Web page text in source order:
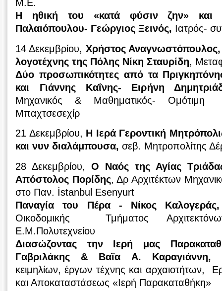
Μ.Ε.
Η ηθική του «κατά φύσιν ζην» και
Παλαιόπουλου- Γεώργιος Ξεινός, Ιατρός-
14 Δεκεμβρίου, Χρήστος
λογοτέχνης της Πόλης Νίκη Σταυρίδη,
Δύο προσωπικότητες από τα
και Γιάννης Καΐνης- Ειρήνη
Μηχανικός & Μαθηματικός-
Μπαχτσεσεχίρ
21 Δεκεμβρίου, Η Ιερά Γεροντική
και νυν διαλάμπουσα,σεβ. Μητροπολίτης
28 Δεκεμβρίου,Ο Ναός της Αγίας
Απόστολος Πορίδης, Δρ Αρχιτέκτων
στο Παν. İstanbul Esenyurt
Παναγία του Πέρα - Νίκος
Οικοδομικής Τμήματος
Ε.Μ.Πολυτεχνείου
Διασώζοντας την Ιερή μας
Γαβριλάκης & Βαΐα Α. Καραγιάννη,
κειμηλίων, έργων τέχνης και αρχαιοτήτων,
και Αποκαταστάσεως «Ιερή Παρακαταθήκη»